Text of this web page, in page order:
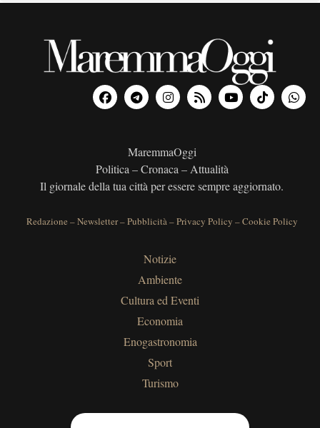
MaremmaOggi
Politica – Cronaca – Attualità
Il giornale della tua città per essere sempre aggiornato.
Redazione –Newsletter–Pubblicità–Privacy Policy –Cookie Policy
Notizie
Ambiente
Cultura ed Eventi
Economia
Enogastronomia
Sport
Turismo